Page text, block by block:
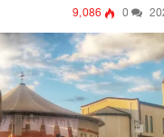
0 9٬086